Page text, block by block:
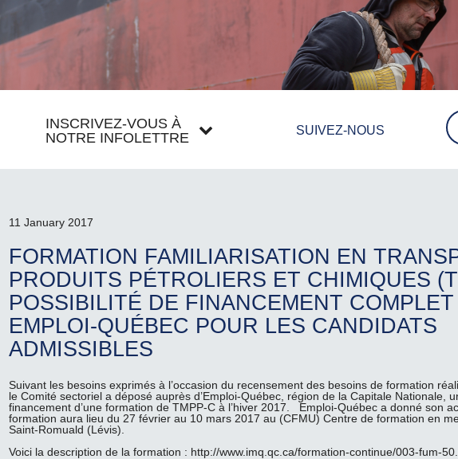
INSCRIVEZ-VOUS À
NOTRE INFOLETTRE
SUIVEZ-NOUS
11 January 2017
FORMATION FAMILIARISATION EN
PRODUITS PÉTROLIERS ET CHIMIQUES
POSSIBILITÉ DE FINANCEMENT COMPLET
EMPLOI-QUÉBEC POUR LES CANDIDATS
ADMISSIBLES
Suivant les besoins exprimés à l’occasion du recensement des besoins de formation
le Comité sectoriel a déposé auprès d’Emploi-Québec, région de la Capitale Nationale,
financement d’une formation de TMPP-C à l’hiver 2017. Emploi-Québec a donné son
formation aura lieu du 27 février au 10 mars 2017 au (CFMU) Centre de formation en
Saint-Romuald (Lévis).
Voici la description de la formation : http://www.imq.qc.ca/formation-continue/003-fum-